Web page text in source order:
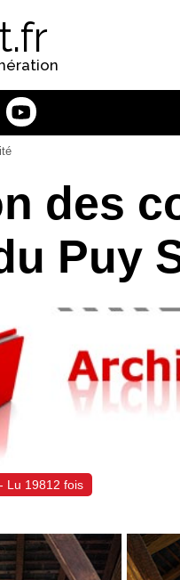
des
Puy
Lu 19812 fois